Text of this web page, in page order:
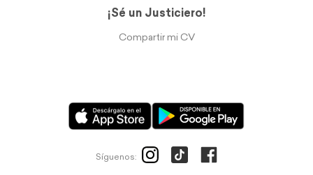
¡Sé un Justiciero!
Compartir mi CV
Síguenos: